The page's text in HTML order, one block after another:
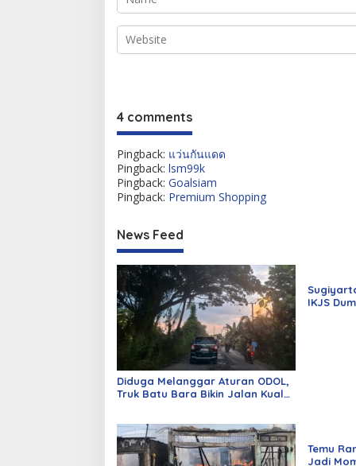
4 comments
Pingback: แว่นกันแดด
Pingback: lsm99k
Pingback: Goalsiam
Pingback: Premium Shopping
News Feed
Diduga Melanggar Aturan ODOL,
Truk Batu Bara Bikin Jalan Kuala
IKJS
Temu
Jadi